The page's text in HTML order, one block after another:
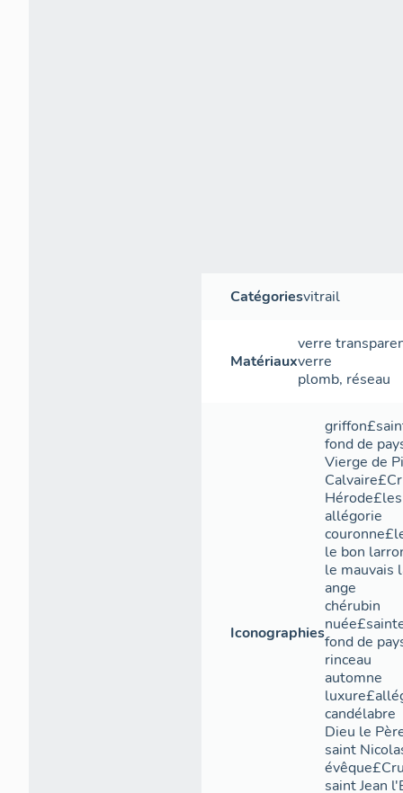
Catégoriesvitrail
Matériaux
verre
verre
plomb, réseau
Iconographies
fond de
Vierge de
allégorie
le bon
le mauvais
ange
chérubin
fond de
rinceau
automne
candélabre
Dieu le
saint
saint Jean